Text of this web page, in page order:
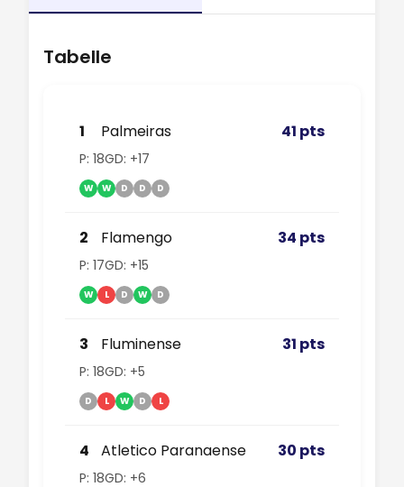
Tabelle
1 Palmeiras 41 pts
P: 18GD: +17
W W D D D
2 Flamengo 34 pts
P: 17GD: +15
W L D W D
3 Fluminense 31 pts
P: 18GD: +5
D L W D L
4 Atletico Paranaense 30 pts
P: 18GD: +6